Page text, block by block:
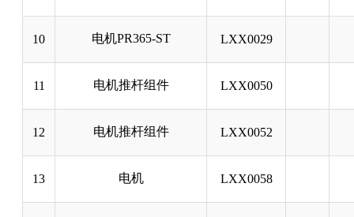
10 电机PR365-ST LXX0029
11 电机推杆组件 LXX0050
12 电机推杆组件 LXX0052
13 电机 LXX0058